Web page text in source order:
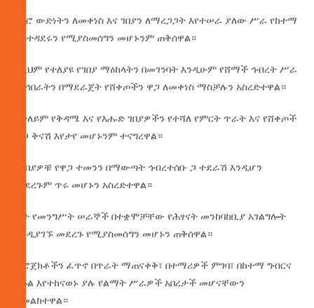
የኑሮ ውድነትን ለመቀነስ እና ገበያን ለማረጋጋት እየተሠራ ያለው ሥራ የከተማ
አስተዳደሩን የሚያስመሰግን መሆኑንም ጠቅሰዋል።
በዚህም የተለያዩ የገበያ ማዕከላትን በመገንባት እንዲሁም የሸማች ኅብረት ሥራ
ማኅበራትን በማደራጀት የሸቀጦችን ዋጋ ለመቀነስ ማስቻሉን አስረድተዋል።
በተለይም የቅዳሜ እና የእሑድ ገበያዎችን የተሻለ የምርት ጥራት እና የሸቀጦች
ዋጋ ቅናሽ እየታየ መሆኑንም ተናግረዋል።
በገበያዎቹ የዋጋ ተመንን በማውጣት ኅብረተሰቡ ጋ ተደራሽ እንዲሆን
መደረጉም ጥሩ መሆኑን አስረድተዋል።
ሴት የመንግሥት ሠራኞች በተቋሞቻቸው የሕፃናት መንከባከቢያ አገልግሎት
እንዲያገኙ መደረጉ የሚያስመሰግን መሆኑን ጠቅሰዋል።
ፕሮጀክቶችን ፈጥኖ በጥራት ማጠናቀቅ፣ በተማሪዎች ምገባ፣ በከተማ ግብርና
በኩል እየተከናወኑ ያሉ የልማት ሥራዎች አበረታች መሆናቸውን
አመልክተዋል።